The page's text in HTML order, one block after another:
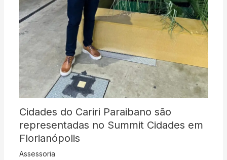
Cidades do Cariri Paraibano são
representadas no Summit Cidades em
Florianópolis
Assessoria